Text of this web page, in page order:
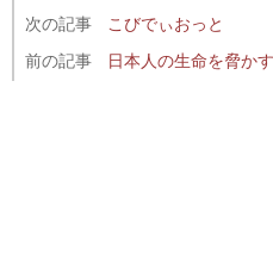
次の記事
こびでぃおっと
前の記事
日本人の生命を脅か